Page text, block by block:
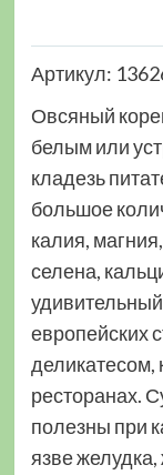
Артикул:
Овсяный
белым или
кладезь
большое
калия,
селена,
европейских
деликатесом,
ресторанах.
полезны при
язве желудка,